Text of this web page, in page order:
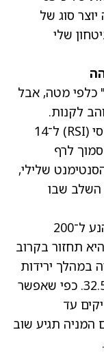
בשנת הכספים 2030. זה יוצר סוג של
שלי
כלפי מטה, אבל
לקנות.
המדדים הנוכחיים מראים מדד חוזק יחסי (RSI) ל־14
לרף
שלילי,
השלב שבו
אם המניה רק תחזור בקרוב לממוצע הנע ל־200
עלייה של 27%. אם היא תחזור בקרוב
שקרה במהלך ירידות
היסטוריות דומות – התשואה תהיה 32.5%. כפי שאפשר
עד
המניה תגיע שוב